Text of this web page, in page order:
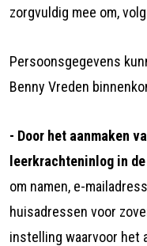
zorgvuldig mee om,
Persoonsgegevens
Benny Vreden
- Door het aanmaken
leerkrachteninlog in
om namen, e-
huisadressen voor
instelling waarvoor het